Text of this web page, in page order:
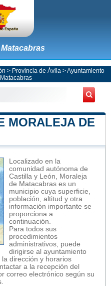
> Provincia de Ávila >Ayuntamiento
MORALEJA DE
Localizado en la
comunidad autónoma de
Castilla y León, Moraleja
de Matacabras es un
municipio cuya superficie,
población, altitud y otra
información importante se
proporciona a
continuación.
Para todos sus
procedimientos
administrativos, puede
dirigirse al ayuntamiento
dirección y horarios
a la recepción del
correo electrónico según su